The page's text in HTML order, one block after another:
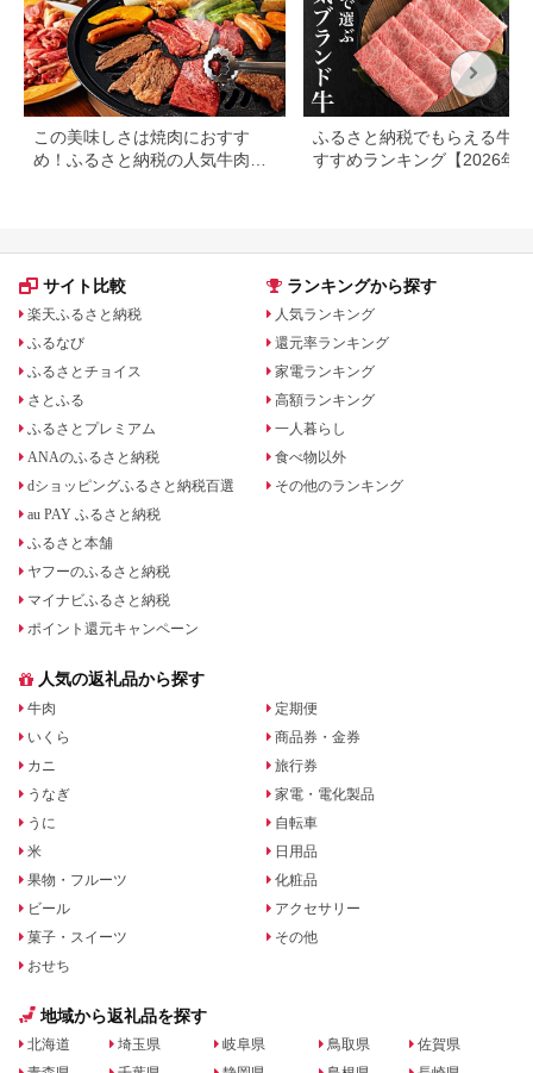
32
この美味しさは焼肉におすす
め！ふるさと納税の人気牛肉還
ふるさと納税でもらえる牛肉
すすめランキング【2026年
サイト比較
楽天ふるさと納税
ふるなび
ふるさとチョイス
さとふる
ふるさとプレミアム
ANAのふるさと納税
dショッピングふるさと納税百選
au PAY ふるさと納税
ふるさと本舗
ヤフーのふるさと納税
マイナビふるさと納税
ポイント還元キャンペーン
ランキングから探す
人気ランキング
還元率ランキング
家電ランキング
高額ランキング
一人暮らし
食べ物以外
その他のランキング
人気の返礼品から探す
牛肉
いくら
カニ
うなぎ
うに
米
果物・フルーツ
ビール
菓子・スイーツ
おせち
定期便
商品券・金券
旅行券
家電・電化製品
自転車
日用品
化粧品
アクセサリー
その他
地域から返礼品を探す
北海道
埼玉県
岐阜県
鳥取県
佐賀県